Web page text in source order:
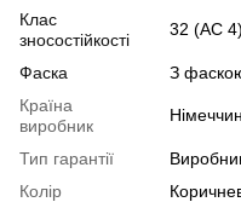
Клас
зносостійкості
32 (АС 4)
Фаска
З
Країна
виробник
Тип гарантії
Колір